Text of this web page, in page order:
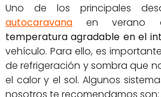
Uno de los principales
autocaravanaen verano
temperatura agradable en el
vehículo. Para ello, es
de refrigeración y sombra que
el calor y el sol. Algunos
nosotros te recomendamos son: